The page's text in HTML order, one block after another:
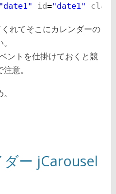
"date1" id="date1" class
れてそこにカレンダーの
ントを仕掛けておくと競
意。
ー jCarousel